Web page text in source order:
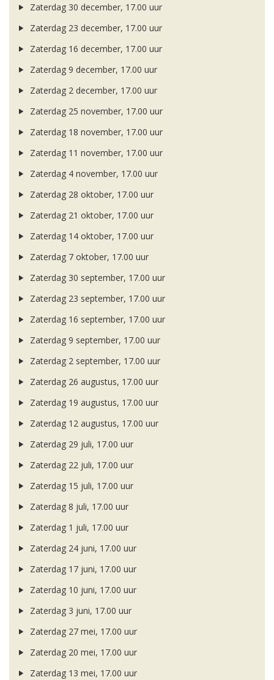
Zaterdag 30 december, 17.00 uur
Zaterdag 23 december, 17.00 uur
Zaterdag 16 december, 17.00 uur
Zaterdag 9 december, 17.00 uur
Zaterdag 2 december, 17.00 uur
Zaterdag 25 november, 17.00 uur
Zaterdag 18 november, 17.00 uur
Zaterdag 11 november, 17.00 uur
Zaterdag 4 november, 17.00 uur
Zaterdag 28 oktober, 17.00 uur
Zaterdag 21 oktober, 17.00 uur
Zaterdag 14 oktober, 17.00 uur
Zaterdag 7 oktober, 17.00 uur
Zaterdag 30 september, 17.00 uur
Zaterdag 23 september, 17.00 uur
Zaterdag 16 september, 17.00 uur
Zaterdag 9 september, 17.00 uur
Zaterdag 2 september, 17.00 uur
Zaterdag 26 augustus, 17.00 uur
Zaterdag 19 augustus, 17.00 uur
Zaterdag 12 augustus, 17.00 uur
Zaterdag 29 juli, 17.00 uur
Zaterdag 22 juli, 17.00 uur
Zaterdag 15 juli, 17.00 uur
Zaterdag 8 juli, 17.00 uur
Zaterdag 1 juli, 17.00 uur
Zaterdag 24 juni, 17.00 uur
Zaterdag 17 juni, 17.00 uur
Zaterdag 10 juni, 17.00 uur
Zaterdag 3 juni, 17.00 uur
Zaterdag 27 mei, 17.00 uur
Zaterdag 20 mei, 17.00 uur
Zaterdag 13 mei, 17.00 uur